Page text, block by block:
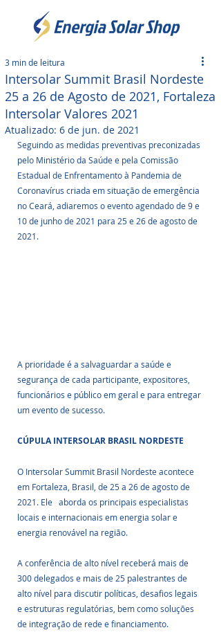
Intersolar Summit Brasil Nordeste
25 a 26 de Agosto de 2021, Fortaleza
Intersolar Valores 2021
3 min de leitura
Atualizado: 6 de jun. de 2021
Seguindo as medidas preventivas preconizadas
pelo Ministério da Saúde e pela Comissão
Estadual de Enfrentamento à Pandemia de
Coronavírus criada em situação de emergência
no Ceará, adiaremos o evento agendado de 9 e
10 de junho de 2021 para 25 e 26 de agosto de
2021.
A prioridade é a salvaguardar a saúde e
segurança de cada participante, expositores,
funcionários e público em geral e para entregar
um evento de sucesso.
CÚPULA INTERSOLAR BRASIL NORDESTE
O Intersolar Summit Brasil Nordeste acontece
em Fortaleza, Brasil, de 25 a 26 de agosto de
2021. Ele   aborda os principais especialistas
locais e internacionais em energia solar e
energia renovável na região.
A conferência de alto nível receberá mais de
300 delegados e mais de 25 palestrantes de
alto nível para discutir políticas, desafios legais
e estruturas regulatórias, bem como soluções
de integração de rede e financiamento.